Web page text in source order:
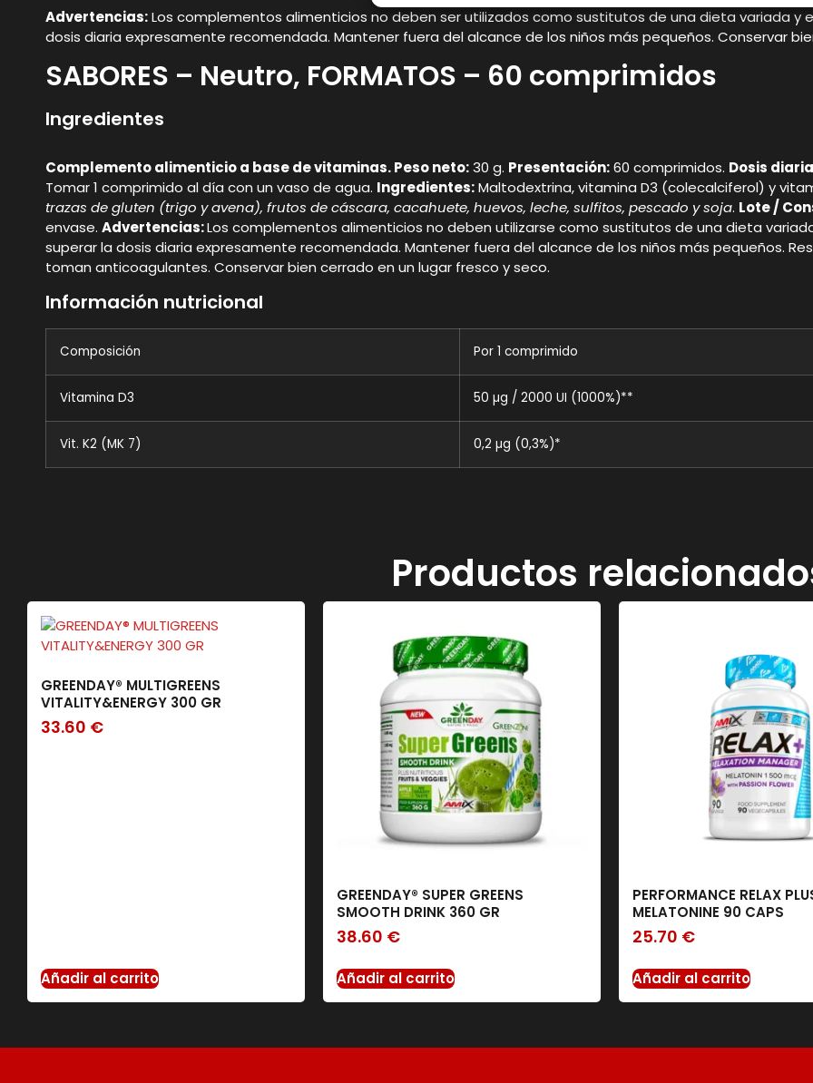
Advertencias:Los complementos alimenticios no deben ser utilizados como sustitutos de una dieta variada y
dosis diaria expresamente recomendada. Mantener fuera del alcance de los niños más pequeños. Conservar
SABORES – Neutro, FORMATOS – 60 comprimidos
Ingredientes
Complemento alimenticio a base de vitaminas. Peso neto:30 g. Presentación:60 comprimidos. Dosis
Tomar 1 comprimido al día con un vaso de agua. Ingredientes:Maltodextrina, vitamina D3 (colecalciferol) y
trazas de gluten (trigo y avena), frutos de cáscara, cacahuete, huevos, leche, sulfitos, pescado y soja. Lote /
envase. Advertencias:Los complementos alimenticios no deben utilizarse como sustitutos de una dieta
superar la dosis diaria expresamente recomendada. Mantener fuera del alcance de los niños más pequeños.
toman anticoagulantes. Conservar bien cerrado en un lugar fresco y seco.
Información nutricional
Composición Por 1 comprimido
Vitamina D3 50 µg / 2000 UI (1000%)**
Vit. K2 (MK 7) 0,2 µg (0,3%)*
Productos
GREENDAY® MULTIGREENS
VITALITY&ENERGY 300 GR
33.60 €
Añadir al carrito
GREENDAY® SUPER GREENS
SMOOTH DRINK 360 GR
38.60 €
Añadir al carrito
PERFORMANCE RELAX
MELATONINE 90 CAPS
25.70 €
Añadir al carrito